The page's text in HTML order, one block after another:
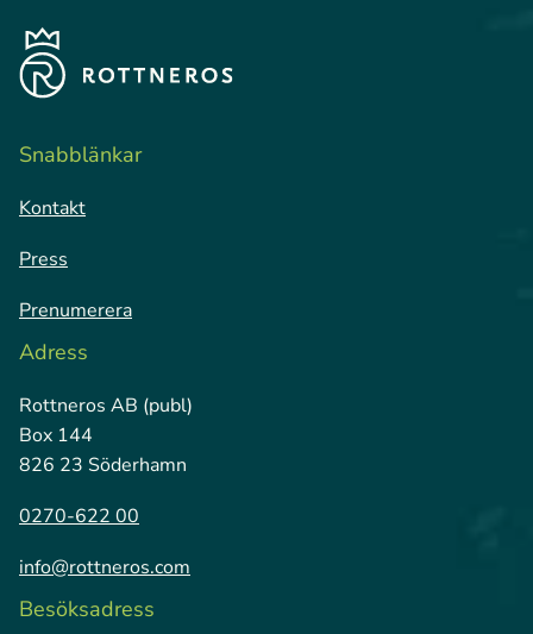
Snabblänkar
Kontakt
Press
Prenumerera
Adress
Rottneros AB (publ)
Box 144
826 23 Söderhamn
0270-622 00
info@rottneros.com
Besöksadress